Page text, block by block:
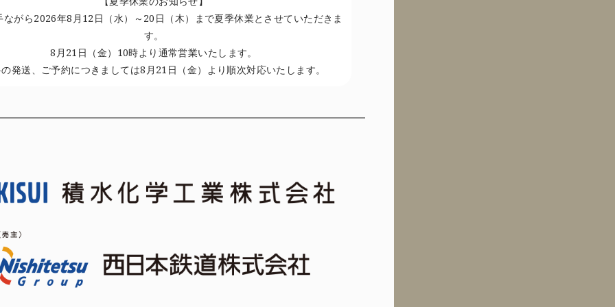
ながら2026年8月12日（水）～20日（木）まで夏季休業とさせていただきま
す。
8月21日（金）10時より通常営業いたします。
発送、ご予約につきましては8月21日（金）より順次対応いたします。